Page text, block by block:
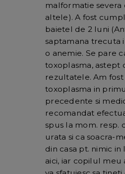
malformatie
altele). A fost
baietel de 2 luni
saptamana trecuta
o anemie. Se pare
toxoplasma, astept
rezultatele. Am fost
toxoplasma in
precedente si
recomandat
spus la mom. resp.
urata si ca soacra-
din casa pt. nimic
aici, iar copilul meu